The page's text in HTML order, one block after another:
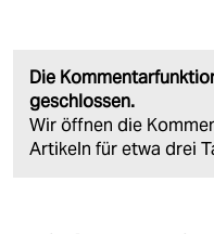
Die
geschlossen.
Wir öffnen die
Artikeln für etwa drei